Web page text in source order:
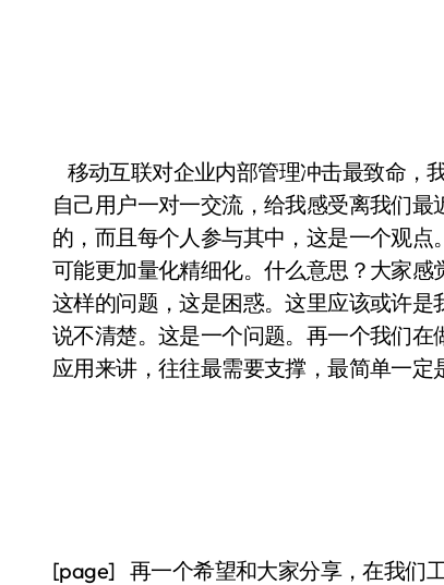
移动互联对企业内部管理冲击最致命，
自己用户一对一交流，给我感受离我们
的，而且每个人参与其中，这是一个观
可能更加量化精细化。什么意思？大家
这样的问题，这是困惑。这里应该或许是
说不清楚。这是一个问题。再一个我们
应用来讲，往往最需要支撑，最简单一定
[page] 再一个希望和大家分享，在我们